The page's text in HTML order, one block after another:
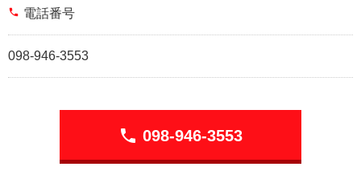
phone 電話番号
098-946-3553
phone 098-946-3553